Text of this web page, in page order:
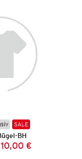
SALE
BH
Preis:
Preis:
10,00 €